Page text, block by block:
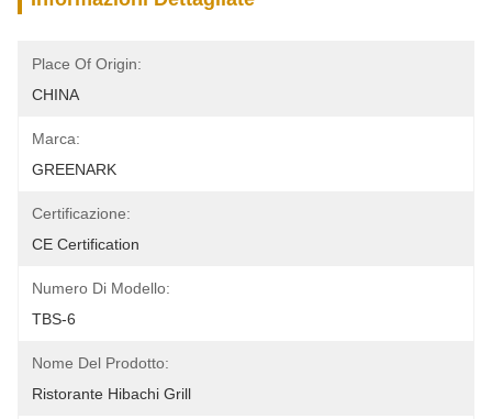
Place Of Origin:
CHINA
Marca:
GREENARK
Certificazione:
CE Certification
Numero Di Modello:
TBS-6
Nome Del Prodotto:
Ristorante Hibachi Grill